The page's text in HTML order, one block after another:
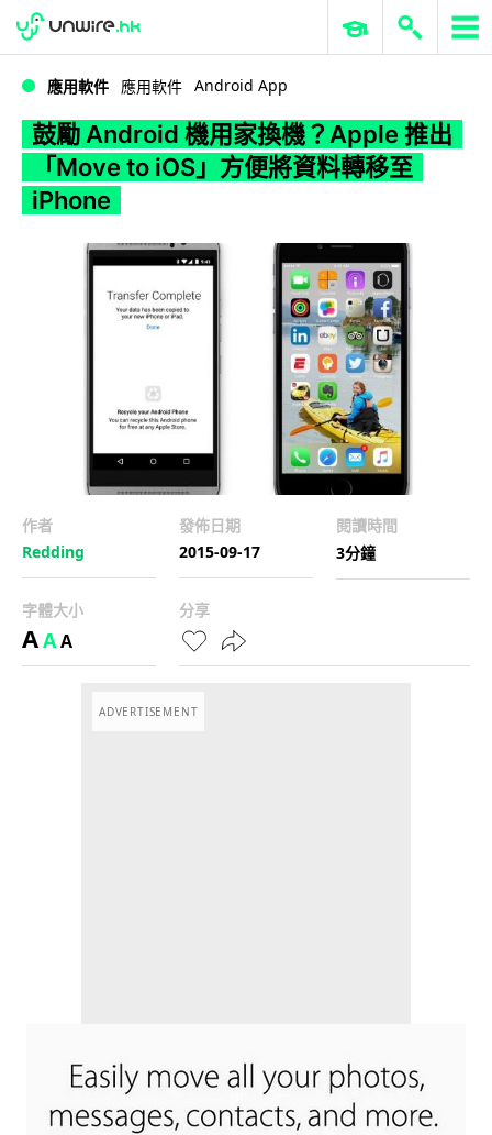
WWDC 2026 ERP 與商業 AI
應用軟件 應用軟件 Android App
鼓勵 Android 機用家換機？Apple 推出
「Move to iOS」方便將資料轉移至
iPhone
作者
Redding
發佈日期
2015-09-17
閱讀時間
3分鐘
字體大小
AAA
分享
ADVERTISEMENT